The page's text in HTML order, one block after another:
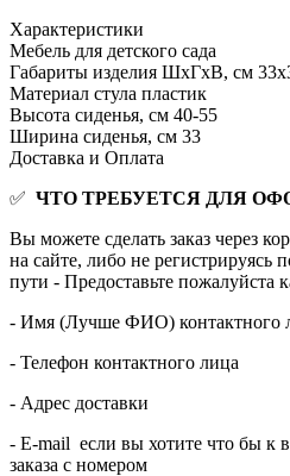
Характеристики
Мебель для детского сада
Габариты изделия ШхГхВ, см
Материал стула пластик
Высота сиденья, см 40-55
Ширина сиденья, см 33
Доставка и Оплата
✅ ЧТО ТРЕБУЕТСЯ ДЛЯ
Вы можете сделать заказ через
на сайте, либо не
пути - Предоставьте пожалуйста
- Имя (Лучше ФИО) контактного
- Телефон контактного лица
- Адрес доставки
- E-mail если вы хотите что бы к
заказа с номером